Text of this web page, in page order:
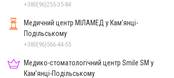
+380(96)255-35-84
Медичний центр МІЛАМЕД у Кам'янці-
Подільському
+380(96)566-44-55
Медико-стоматологічний центр Smile SM у
Кам’янці-Подільському